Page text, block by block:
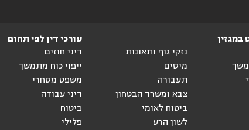
במגזין
נזקי גוף ותאונות
מיסים
תעבורה
צבא ומשרד הבטחון
ביטוח לאומי
לשון הרע
עורכי דין לפי תחום
דיני חוזים
ייפוי כוח מתמשך
משפט מסחרי
דיני עבודה
ביטוח
פלילי